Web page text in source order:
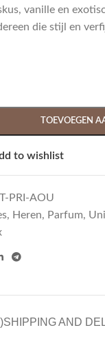
vanille en
die stijl en
TOEVOEGEN
to wishlist
PRI-AOU
, Heren, Parfum,
SHIPPING AND